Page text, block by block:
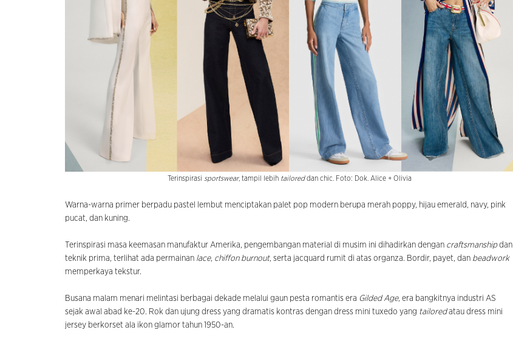
Terinspirasi sportswear, tampil lebih tailoreddan chic. Foto: Dok. Alice + Olivia
Warna-warna primer berpadu pastel lembut menciptakan palet pop modern berupa merah poppy, hijau emerald, navy, pink
pucat, dan kuning.
Terinspirasi masa keemasan manufaktur Amerika, pengembangan material di musim ini dihadirkan dengan craftsmanshipdan
teknik prima, terlihat ada permainan lace, chiffon burnout, serta jacquard rumit di atas organza. Bordir, payet, dan beadwork
memperkaya tekstur.
Busana malam menari melintasi berbagai dekade melalui gaun pesta romantis era Gilded Age, era bangkitnya industri AS
sejak awal abad ke-20. Rok dan ujung dress yang dramatis kontras dengan dress mini tuxedo yang tailoredatau dress mini
jersey berkorset ala ikon glamor tahun 1950-an.